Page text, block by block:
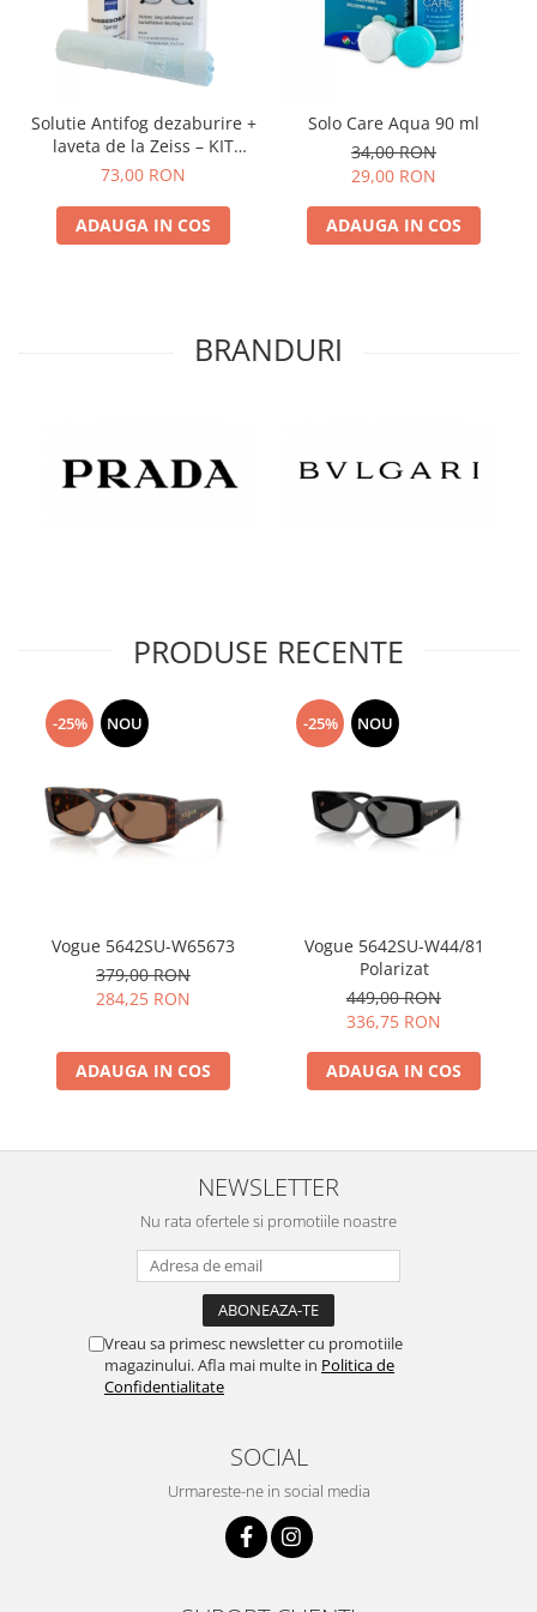
Solutie Antifog dezaburire +
laveta de la Zeiss – KIT
COMPLET
73,00 RON
ADAUGA IN COS
Solo Care Aqua 90 ml
34,00 RON
29,00 RON
ADAUGA IN COS
BRANDURI
PRODUSE RECENTE
-25% NOU
Vogue 5642SU-W65673
379,00 RON
284,25 RON
ADAUGA IN COS
-25% NOU
Vogue 5642SU-W44/81
Polarizat
449,00 RON
336,75 RON
ADAUGA IN COS
NEWSLETTER
Nu rata ofertele si promotiile noastre
Vreau sa primesc newsletter cu promotiile
magazinului. Afla mai multe in Politica de
Confidentialitate
SOCIAL
Urmareste-ne in social media